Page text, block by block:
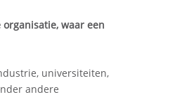
waar een
universiteiten,
andere